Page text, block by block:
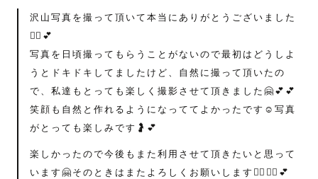
沢山写真を撮って頂いて本当にありがとうございました
🙇‍♀️💕
写真を日頃撮ってもらうことがないので最初はどうしよ
うとドキドキしてましたけど、自然に撮って頂いたの
で、私達もとっても楽しく撮影させて頂きました🤗💕💕
笑顔も自然と作れるようになっててよかったです☺️写真
がとっても楽しみです🤰💕
楽しかったので今後もまた利用させて頂きたいと思って
います🤗そのときはまたよろしくお願いします🙇‍♀🙇‍♀💕